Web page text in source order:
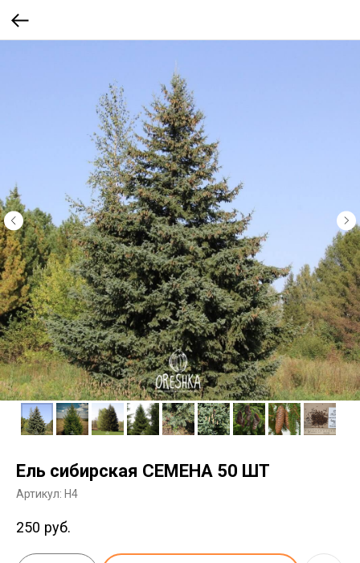
Ель сибирская СЕМЕНА 50 ШТ
Артикул: H4
250 руб.